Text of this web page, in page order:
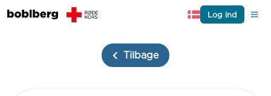
Log ind
Tilbage